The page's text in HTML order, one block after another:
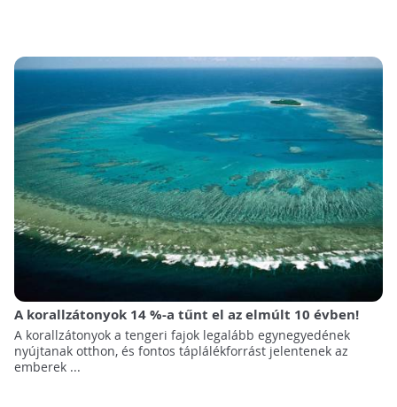
A korallzátonyok 14 %-a tűnt el az elmúlt 10 évben!
A korallzátonyok a tengeri fajok legalább egynegyedének
nyújtanak otthon, és fontos táplálékforrást jelentenek az
emberek ...